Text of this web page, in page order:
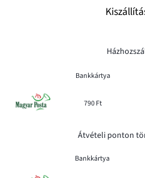
Bankkártya
790 Ft
Átvételi ponton
Bankkártya